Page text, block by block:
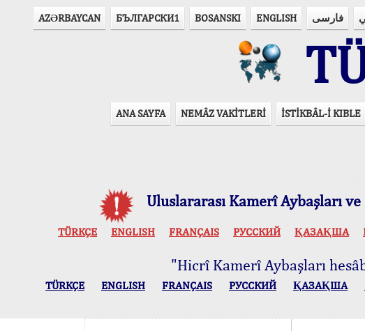
AZӘRBAYCAN БЪЛГАРСКИ1 BOSANSKI ENGLISH فارسی
ANA SAYFA NEMÂZ VAKİTLERİ İSTİKBÂL-İ KIBLE
Uluslararası Kamerî Aybaşları
TÜRKÇE ENGLISH FRANÇAIS РУССКИЙ ҚАЗАҚША
"Hicrî Kamerî Aybaşları
TÜRKÇE ENGLISH FRANÇAIS РУССКИЙ ҚАЗАҚША